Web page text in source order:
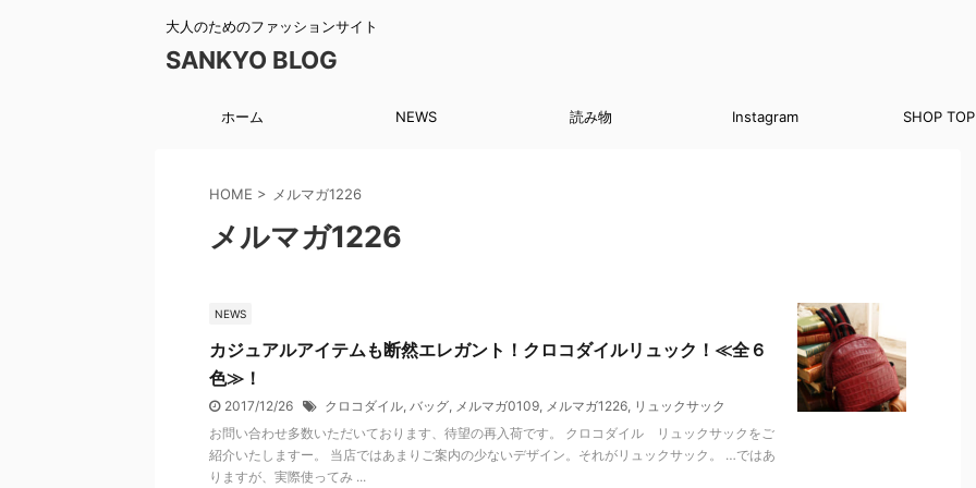
大人のためのファッションサイト
SANKYO BLOG
ホーム NEWS 読み物 Instagram SHOP TOP
HOME > メルマガ1226
メルマガ1226
NEWS
カジュアルアイテムも断然エレガント！クロコダイルリュック！≪全６
色≫！
2017/12/26 クロコダイル, バッグ, メルマガ0109, メルマガ1226, リュックサック
お問い合わせ多数いただいております、待望の再入荷です。 クロコダイル リュックサックをご
紹介いたしますー。 当店ではあまりご案内の少ないデザイン。それがリュックサック。 …ではあ
りますが、実際使ってみ ...